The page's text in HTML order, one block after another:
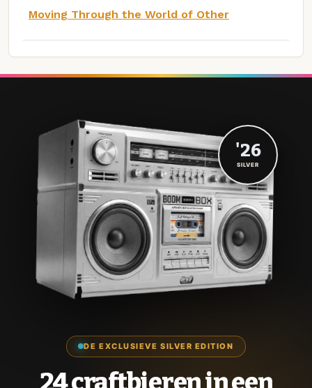
Moving Through the World of Other
DE EXCLUSIEVE SILVER EDITION
'26
SILVER